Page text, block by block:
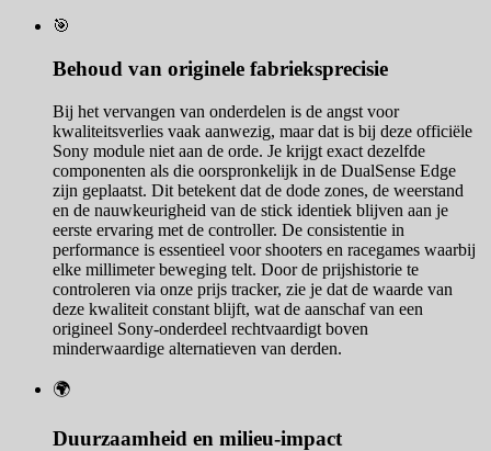
🎯
Behoud van originele fabrieksprecisie
Bij het vervangen van onderdelen is de angst voor
kwaliteitsverlies vaak aanwezig, maar dat is bij deze officiële
Sony module niet aan de orde. Je krijgt exact dezelfde
componenten als die oorspronkelijk in de DualSense Edge
zijn geplaatst. Dit betekent dat de dode zones, de weerstand
en de nauwkeurigheid van de stick identiek blijven aan je
eerste ervaring met de controller. De consistentie in
performance is essentieel voor shooters en racegames waarbij
elke millimeter beweging telt. Door de prijshistorie te
controleren via onze prijs tracker, zie je dat de waarde van
deze kwaliteit constant blijft, wat de aanschaf van een
origineel Sony-onderdeel rechtvaardigt boven
minderwaardige alternatieven van derden.
🌍
Duurzaamheid en milieu-impact